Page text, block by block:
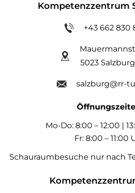
Kompetenzzentrum
+43 662 830
5023
salzburg@rr-
Mo-Do: 8:00 – 12:00 |
Fr: 8:00 – 11:00
Schauraumbesuche nur nach